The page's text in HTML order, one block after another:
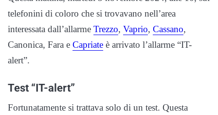
telefonini di coloro che si trovavano nell’area
interessata dall’allarme Trezzo, Vaprio, Cassano,
Canonica, Fara e Capriate è arrivato l’allarme “IT-
alert”.
Test “IT-alert”
Fortunatamente si trattava solo di un test. Questa